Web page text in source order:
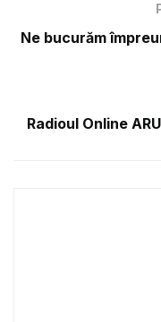
Ne bucurăm
Radioul Online